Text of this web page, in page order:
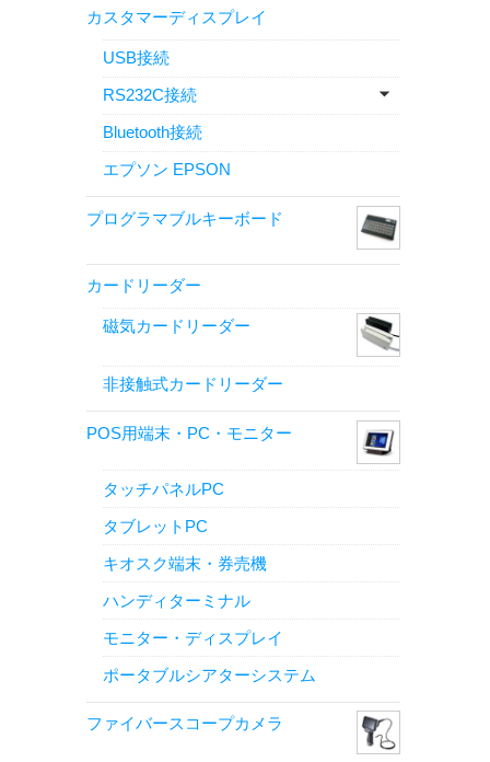
カスタマーディスプレイ
USB接続
RS232C接続
Bluetooth接続
エプソン EPSON
プログラマブルキーボード
カードリーダー
磁気カードリーダー
非接触式カードリーダー
POS用端末・PC・モニター
タッチパネルPC
タブレットPC
キオスク端末・券売機
ハンディターミナル
モニター・ディスプレイ
ポータブルシアターシステム
ファイバースコープカメラ